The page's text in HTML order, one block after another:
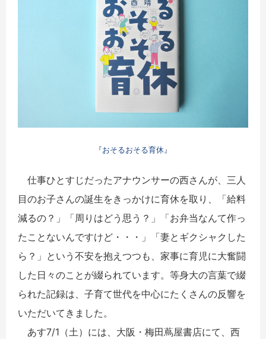
『おそるおそる育休』
仕事ひとすじだったアナウンサーの西さんが、三人
目のお子さんの誕生をきっかけに育休を取り、「給料
減るの？」「周りはどう思う？」「お弁当なんて作っ
たことないんですけど・・・」「妻とギクシャクした
ら？」という不安を抱えつつも、家事に育児に大奮闘
した日々のことが綴られています。等身大の言葉で綴
られた記録は、子育て世代を中心にたくさんの反響を
いただいてきました。
あす7/1（土）には、大阪・梅田蔦屋書店にて、西